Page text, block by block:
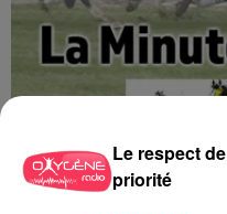
Le respect
priorité